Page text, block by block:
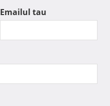
Emailul tau